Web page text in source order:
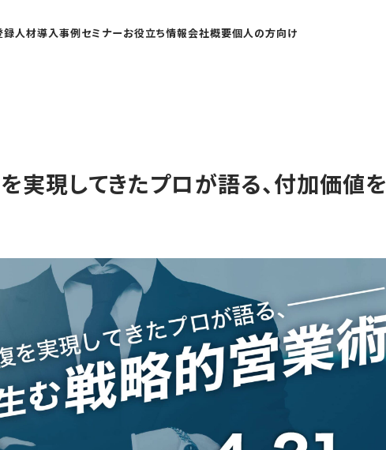
録人材導入事例セミナーお役立ち情報会社概要個人の方向け
実現してきたプロが語る、付加価値を